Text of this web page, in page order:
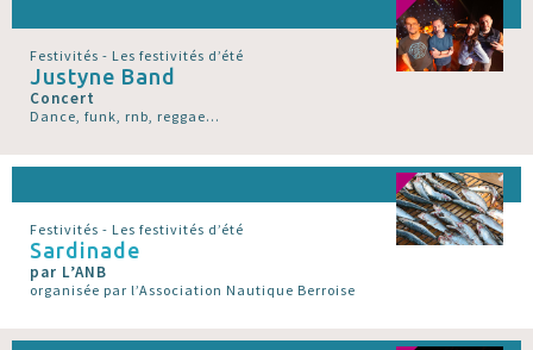
Festivités - Les festivités d’été
Justyne Band
Concert
Dance, funk, rnb, reggae...
Festivités - Les festivités d’été
Sardinade
par L’ANB
organisée par l’Association Nautique Berroise